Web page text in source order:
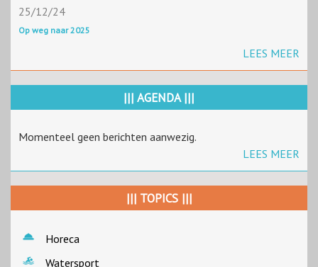
25/12/24
Op weg naar 2025
LEES MEER
||| AGENDA |||
Momenteel geen berichten aanwezig.
LEES MEER
||| TOPICS |||
Horeca
Watersport